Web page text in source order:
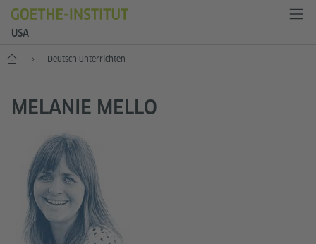
USA
Start Deutsch unterrichten
MELANIE MELLO